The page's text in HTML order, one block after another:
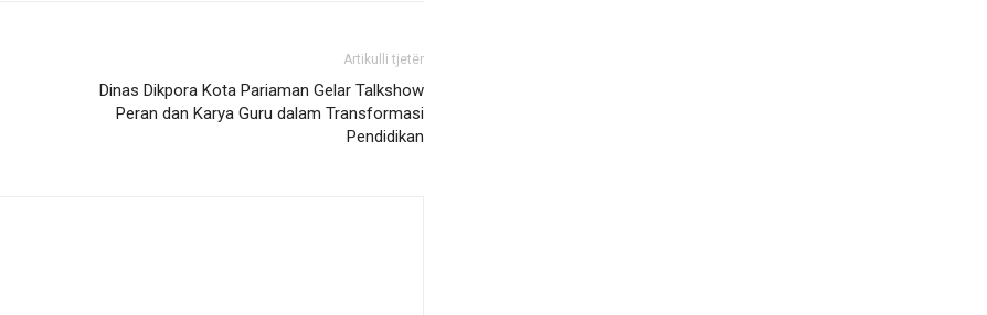
Artikulli tjetër
Dinas Dikpora Kota Pariaman Gelar Talkshow
Peran dan Karya Guru dalam Transformasi
Pendidikan